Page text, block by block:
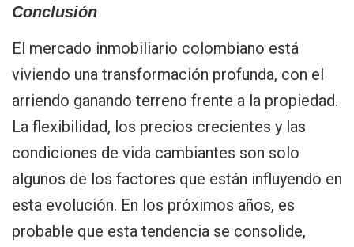
Conclusión
El mercado inmobiliario colombiano está
viviendo una transformación profunda, con el
arriendo ganando terreno frente a la propiedad.
La flexibilidad, los precios crecientes y las
condiciones de vida cambiantes son solo
algunos de los factores que están influyendo en
esta evolución. En los próximos años, es
probable que esta tendencia se consolide,